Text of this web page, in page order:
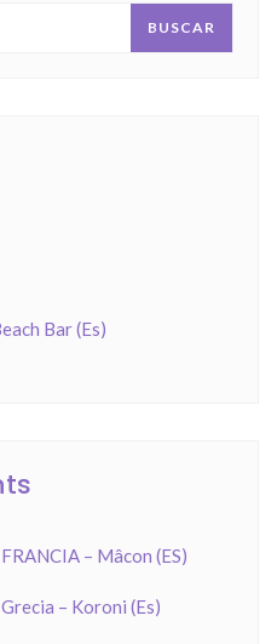
BUSCAR
Bar (Es)
FRANCIA – Mâcon (ES)
Grecia – Koroni (Es)